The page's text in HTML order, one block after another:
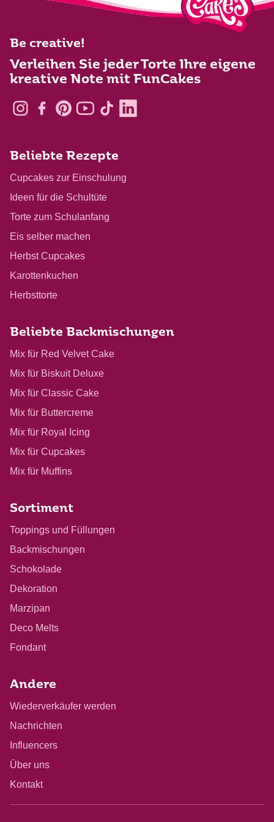
Be creative!
Verleihen Sie jeder Torte Ihre eigene
kreative Note mit FunCakes
Beliebte Rezepte
Cupcakes zur Einschulung
Ideen für die Schultüte
Torte zum Schulanfang
Eis selber machen
Herbst Cupcakes
Karottenkuchen
Herbsttorte
Beliebte Backmischungen
Mix für Red Velvet Cake
Mix für Biskuit Deluxe
Mix für Classic Cake
Mix für Buttercreme
Mix für Royal Icing
Mix für Cupcakes
Mix für Muffins
Sortiment
Toppings und Füllungen
Backmischungen
Schokolade
Dekoration
Marzipan
Deco Melts
Fondant
Andere
Wiederverkäufer werden
Nachrichten
Influencers
Über uns
Kontakt